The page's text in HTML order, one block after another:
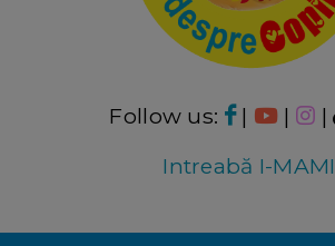
Follow us: | | |
Intreabă I-MAMI